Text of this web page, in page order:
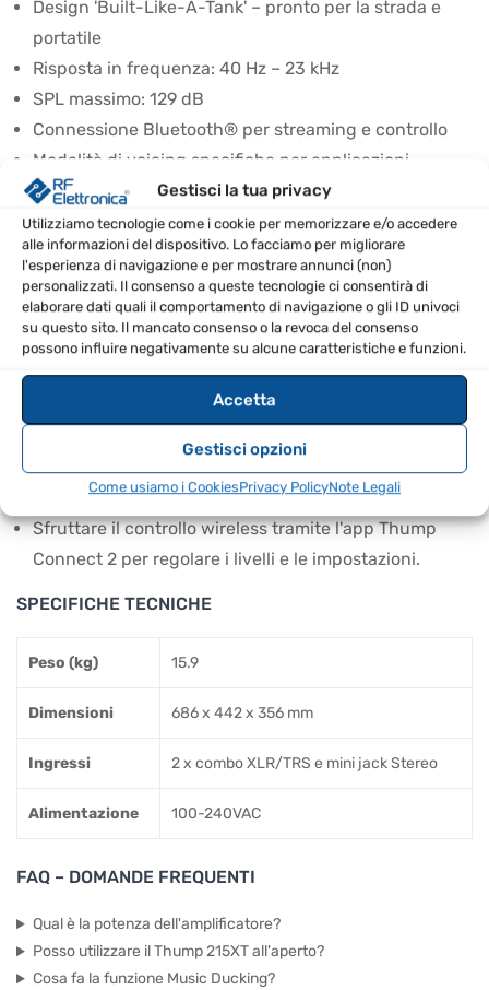
Gestisci la tua privacy
Utilizziamo tecnologie come i cookie per memorizzare e/o accedere
alle informazioni del dispositivo. Lo facciamo per migliorare
l'esperienza di navigazione e per mostrare annunci (non)
personalizzati. Il consenso a queste tecnologie ci consentirà di
elaborare dati quali il comportamento di navigazione o gli ID univoci
su questo sito. Il mancato consenso o la revoca del consenso
possono influire negativamente su alcune caratteristiche e funzioni.
Accetta
Gestisci opzioni
Come usiamo i CookiesPrivacy PolicyNote Legali
Design 'Built-Like-A-Tank' – pronto per la strada e
portatile
Risposta in frequenza: 40 Hz – 23 kHz
SPL massimo: 129 dB
Connessione Bluetooth® per streaming e controllo
Modalità di voicing specifiche per applicazioni
CONSIGLI D’USO
Utilizzare la modalità Outdoor per ottimizzare il suono
all'aperto.
Attivare l'eliminatore di feedback per ridurre i disturbi
acustici.
Impostare il Music Ducking per abbassare
automaticamente il livello del canale 2 durante gli
Collegare due diffusori ThumpXT per una
riproduzione stereo potente.
Sfruttare il controllo wireless tramite l'app Thump
Connect 2 per regolare i livelli e le impostazioni.
SPECIFICHE TECNICHE
Peso (kg) 15.9
Dimensioni 686 x 442 x 356 mm
Ingressi 2 x combo XLR/TRS e mini jack Stereo
Alimentazione 100-240VAC
FAQ – DOMANDE FREQUENTI
Qual è la potenza dell'amplificatore?
Posso utilizzare il Thump 215XT all'aperto?
Cosa fa la funzione Music Ducking?